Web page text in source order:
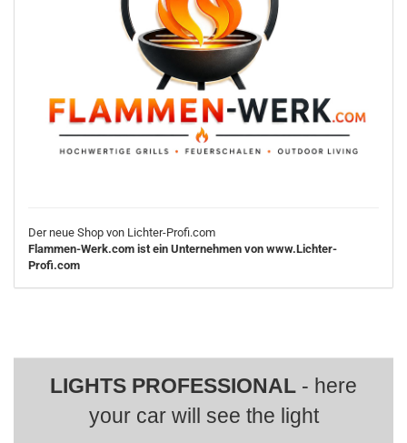
Der neue Shop von Lichter-Profi.com
Flammen-Werk.com ist ein Unternehmen von www.Lichter-
Profi.com
LIGHTS PROFESSIONAL - here
your car will see the light